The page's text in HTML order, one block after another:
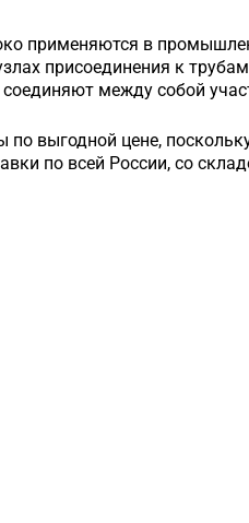
применяются в
присоединения к
между собой
выгодной цене,
по всей России, со